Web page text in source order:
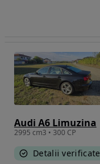
Audi A6 Limuzina
2995 cm3 • 300 CP
Detalii verificate